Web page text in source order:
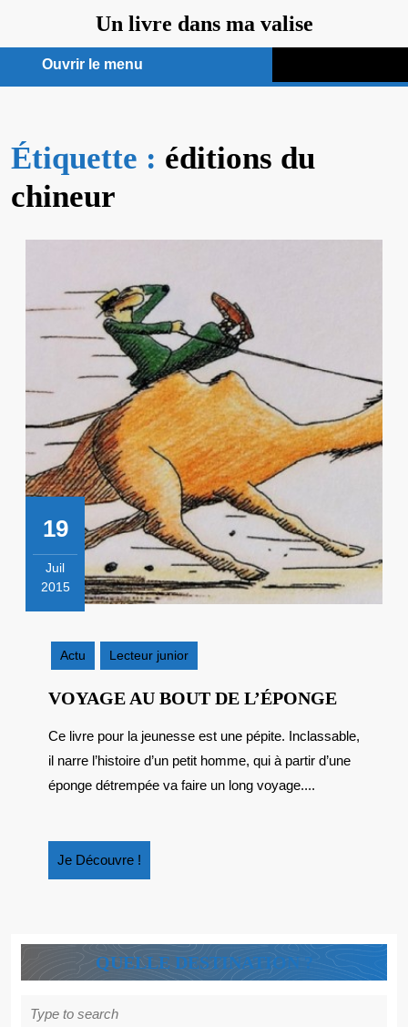
contenu
Un livre dans ma valise
Ouvrir le menu
menu
Étiquette : éditions du
chineur
19
Juil
2015
2015
Actu
Lecteur junior
VOYAGE AU BOUT DE L’ÉPONGE
BOUT
DE
Ce livre pour la jeunesse est une pépite. Inclassable,
il narre l’histoire d’un petit homme, qui à partir d’une
éponge détrempée va faire un long voyage....
Je Découvre !
Découvre
QUELLE DESTINATION ?
for: